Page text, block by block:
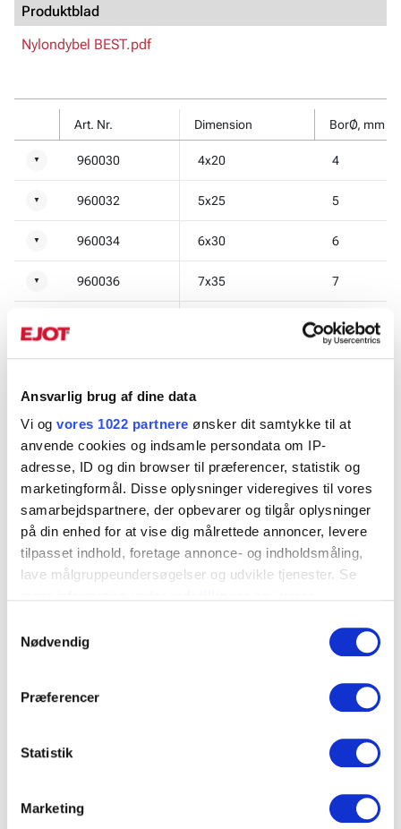
Ansvarlig brug af dine data
Vi og vores 1022 partnere ønsker dit samtykke til at
anvende cookies og indsamle persondata om IP-
adresse, ID og din browser til præferencer, statistik og
marketingformål. Disse oplysninger videregives til vores
samarbejdspartnere, der opbevarer og tilgår oplysninger
på din enhed for at vise dig målrettede annoncer, levere
tilpasset indhold, foretage annonce- og indholdsmåling,
lave målgruppeundersøgelser og udvikle tjenester. Se
tilbage eller ændre indstillinger fra vores
"Cookiedeklaration", eller ved at trykke på "Privacy
Indsamle præcise oplysninger om din placering, der
Identificere din enhed baseret på en scanning af
dens unikke karakteristika (fingerprinting)
Nødvendig
Præferencer
Statistik
Marketing
Produktblad
Nylondybel BEST.pdf
Art. Nr. Dimension BorØ, mm
▼ 960030 4x20 4
▼ 960032 5x25 5
▼ 960034 6x30 6
▼ 960036 7x35 7
8
▼ 9600401 10x50 10
▼ 9600441
▼ 960047 14x70
9600511 16x80 16
960039
▼ 9600402
▼ 960048
Relaterede produkter